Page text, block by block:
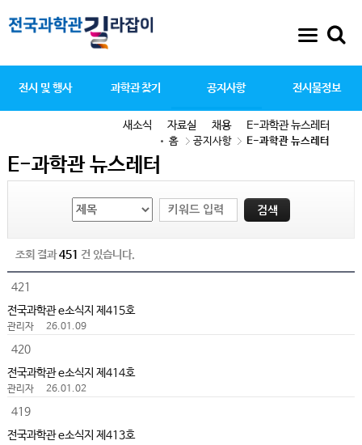
전시 및 행사 과학관 찾기 공지사항
새소식 자료실 채용 E-과학관 뉴스레터
전시물정보
홈 공지사항 E-과학관 뉴스레터
E-과학관 뉴스레터
조회 결과451 건 있습니다.
421
전국과학관 e소식지 제415호
관리자 26.01.09
420
전국과학관 e소식지 제414호
관리자 26.01.02
419
전국과학관 e소식지 제413호